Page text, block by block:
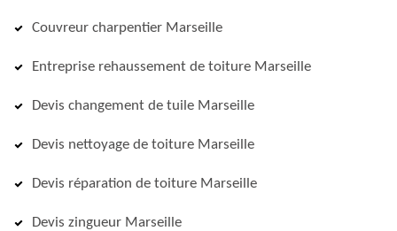
Couvreur charpentier Marseille
Entreprise rehaussement de toiture Marseille
Devis changement de tuile Marseille
Devis nettoyage de toiture Marseille
Devis réparation de toiture Marseille
Devis zingueur Marseille